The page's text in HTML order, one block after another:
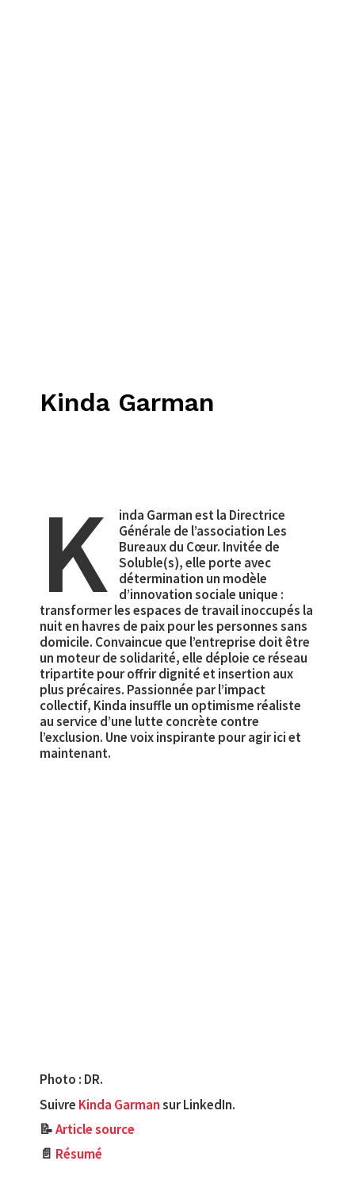
Kinda Garman
K
inda Garman est la Directrice
Générale de l’association Les
Bureaux du Cœur. Invitée de
Soluble(s), elle porte avec
détermination un modèle
d’innovation sociale unique :
transformer les espaces de travail inoccupés la
nuit en havres de paix pour les personnes sans
domicile. Convaincue que l’entreprise doit être
un moteur de solidarité, elle déploie ce réseau
tripartite pour offrir dignité et insertion aux
plus précaires. Passionnée par l’impact
collectif, Kinda insuffle un optimisme réaliste
au service d’une lutte concrète contre
l’exclusion. Une voix inspirante pour agir ici et
maintenant.
Photo : DR.
Suivre Kinda Garmansur LinkedIn.
📝Article source
📄 Résumé